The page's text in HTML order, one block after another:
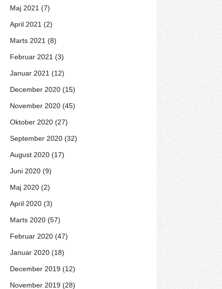
Maj 2021 (7)
April 2021 (2)
Marts 2021 (8)
Februar 2021 (3)
Januar 2021 (12)
December 2020 (15)
November 2020 (45)
Oktober 2020 (27)
September 2020 (32)
August 2020 (17)
Juni 2020 (9)
Maj 2020 (2)
April 2020 (3)
Marts 2020 (57)
Februar 2020 (47)
Januar 2020 (18)
December 2019 (12)
November 2019 (28)